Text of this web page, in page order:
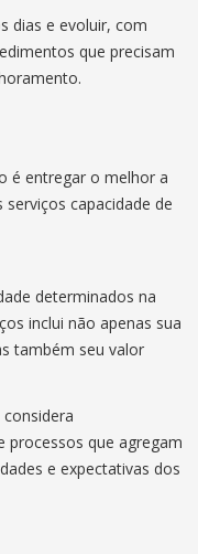
dias e evoluir, com
que precisam
é entregar o melhor a
capacidade de
determinados na
inclui não apenas sua
também seu valor
que agregam
e expectativas dos